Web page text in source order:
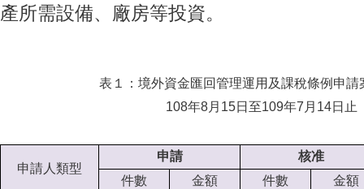
產所需設備、廠房等投資。
表１：境外資金匯回管理運用及課稅條例申請
108年8月15日至109年7月14日止
申請人類型
申請
核准
件數
金額 件數
金額